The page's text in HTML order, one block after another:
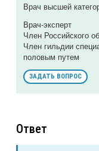
Врач высшей
Врач-эксперт
Член Российского
Член гильдии
половым путем
ЗАДАТЬ ВОПРОС
Ответ